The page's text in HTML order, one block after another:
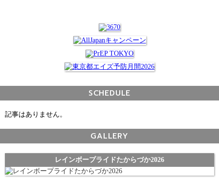
SCHEDULE
記事はありません。
GALLERY
レインボープライドたからづか2026